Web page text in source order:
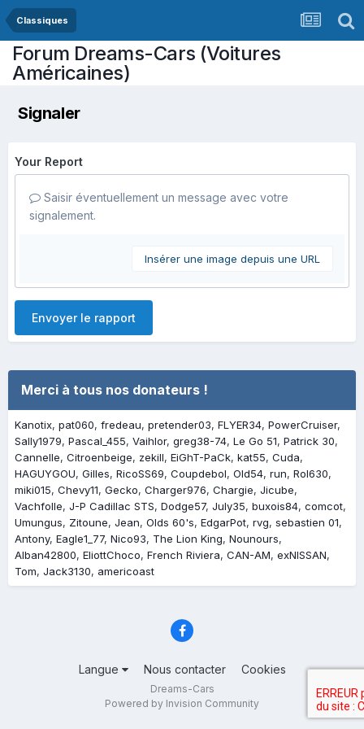
Classiques
Forum Dreams-Cars (Voitures
Américaines)
Signaler
Your Report
Saisir éventuellement un message avec votre
signalement.
Insérer une image depuis une URL
Envoyer le rapport
Merci à tous nos donateurs !
Kanotix pat060 fredeau pretender03 FLYER34 PowerCruiser
Sally1979 Pascal_455 Vaihlor greg38-74 Le Go 51 Patrick 30
Cannelle Citroenbeige zekill EiGhT-PaCk kat55 Cuda
HAGUYGOU Gilles RicoSS69 Coupdebol Old54 run Rol630
miki015 Chevy11 Gecko Charger976 Chargie Jicube
Vachfolle J-P Cadillac STS Dodge57 July35 buxois84 comcot
Umungus
Zitoune Jean Olds 60's EdgarPot rvg sebastien 01
Antony Eagle1_77 Nico93 The Lion King Nounours
Alban42800 EliottChoco French Riviera CAN-AM exNISSAN
Tom Jack3130 americoast
Langue Nous contacter Cookies
Dreams-Cars
Powered by Invision Community